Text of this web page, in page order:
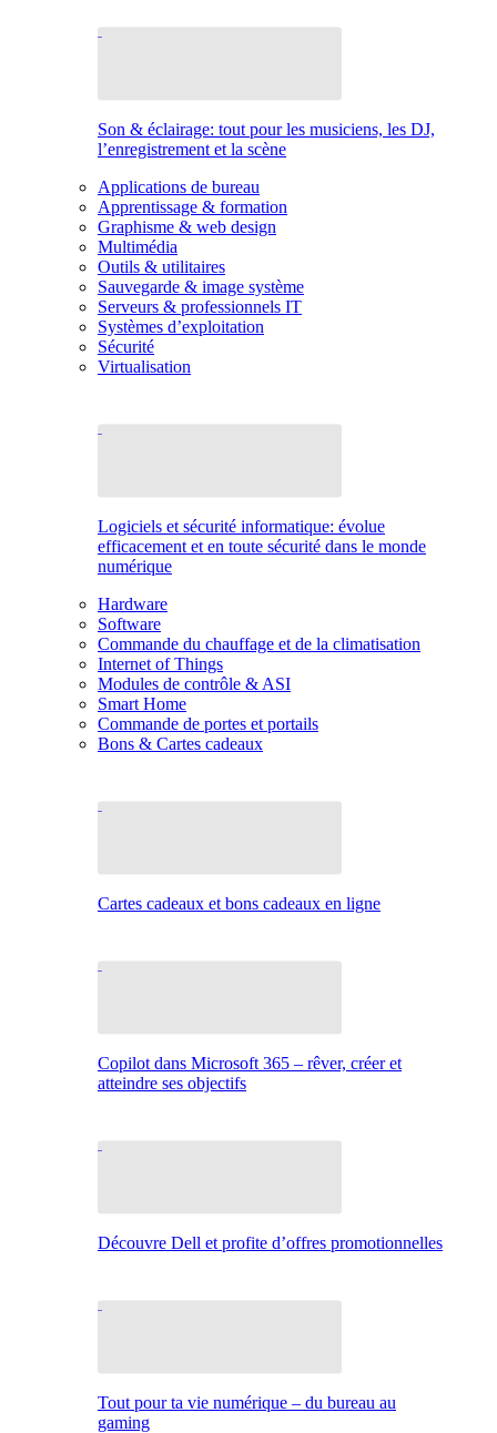
Son & éclairage: tout pour les musiciens, les DJ,
l’enregistrement et la scène
Applications de bureau
Apprentissage & formation
Graphisme & web design
Multimédia
Outils & utilitaires
Sauvegarde & image système
Serveurs & professionnels IT
Systèmes d’exploitation
Sécurité
Virtualisation
Logiciels et sécurité informatique: évolue
efficacement et en toute sécurité dans le monde
numérique
Hardware
Software
Commande du chauffage et de la climatisation
Internet of Things
Modules de contrôle & ASI
Smart Home
Commande de portes et portails
Bons & Cartes cadeaux
Cartes cadeaux et bons cadeaux en ligne
Copilot dans Microsoft 365 – rêver, créer et
atteindre ses objectifs
Découvre Dell et profite d’offres promotionnelles
Tout pour ta vie numérique – du bureau au
gaming